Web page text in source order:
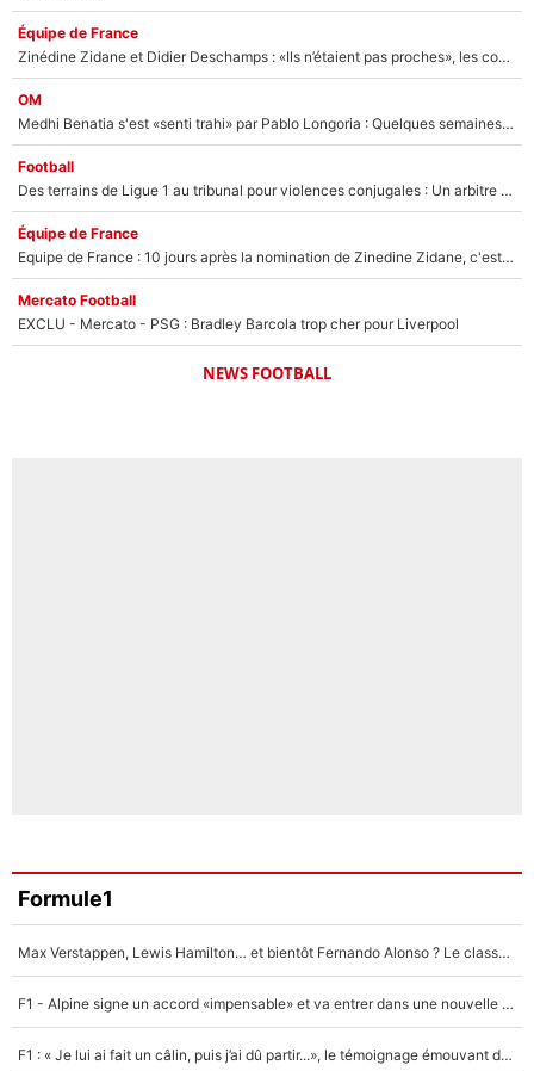
Équipe de France
Zinédine Zidane et Didier Deschamps : «Ils n’étaient pas proches», les confidences d’un membre de l’équipe de France 1998 sur leur relation spéciale
OM
Medhi Benatia s'est «senti trahi» par Pablo Longoria : Quelques semaines après son départ, l'ancien directeur de football de l'OM règle ses comptes
Football
Des terrains de Ligue 1 au tribunal pour violences conjugales : Un arbitre français encourt une peine de 18 mois de prison !
Équipe de France
Equipe de France : 10 jours après la nomination de Zinedine Zidane, c'est au tour de son fils de prendre un nouveau départ !
Mercato Football
EXCLU - Mercato - PSG : Bradley Barcola trop cher pour Liverpool
NEWS FOOTBALL
Formule1
Max Verstappen, Lewis Hamilton… et bientôt Fernando Alonso ? Le classement des pilotes les mieux payés en Formule 1 risque de changer !
F1 - Alpine signe un accord «impensable» et va entrer dans une nouvelle dimension : Grande nouvelle pour Pierre Gasly !
F1 : « Je lui ai fait un câlin, puis j’ai dû partir...», le témoignage émouvant de Max Verstappen sur sa fille